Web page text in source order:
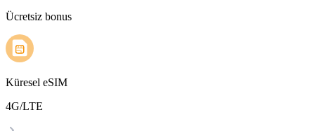
Ücretsiz bonus
Küresel eSIM
4G/LTE